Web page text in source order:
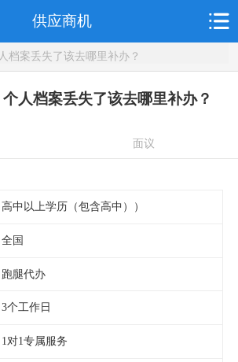
供应商机
档案丢失了该去哪里补办？
个人档案丢失了该去哪里补办？
面议
高中以上学历（包含高中））
全国
跑腿代办
3个工作日
1对1专属服务